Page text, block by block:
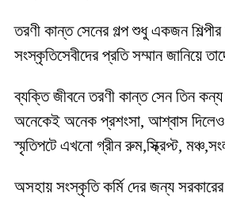
তরণী কান্ত সেনের গল্প শুধু একজন
সংস্কৃতিসেবীদের প্রতি সম্মান জানিয়ে
ব্যক্তি জীবনে তরণী কান্ত সেন তিন
অনেকেই অনেক প্রশংসা, আশ্বাস দিলেও
স্মৃতিপটে এখনো গ্রীন রুম,স্ক্রিপ্ট,
অসহায় সংস্কৃতি কর্মি দের জন্য